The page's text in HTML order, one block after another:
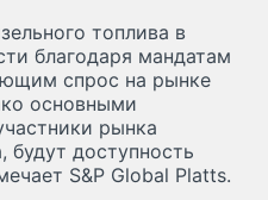
топлива в
благодаря мандатам
спрос на рынке
основными
рынка
будут доступность
S&P Global Platts.